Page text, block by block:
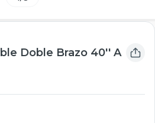
Doble Brazo 40'' A